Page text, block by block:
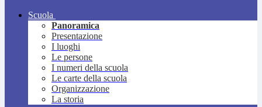
Scuola
Panoramica
Presentazione
I luoghi
Le persone
I numeri della scuola
Le carte della scuola
Organizzazione
La storia